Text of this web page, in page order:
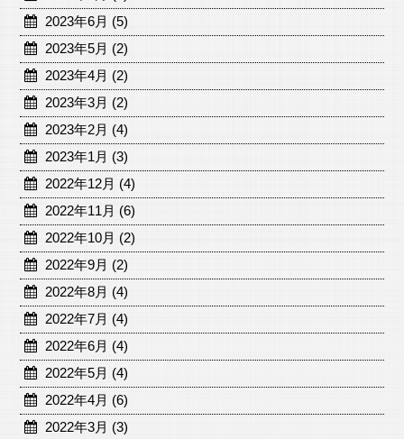
2023年6月 (5)
2023年5月 (2)
2023年4月 (2)
2023年3月 (2)
2023年2月 (4)
2023年1月 (3)
2022年12月 (4)
2022年11月 (6)
2022年10月 (2)
2022年9月 (2)
2022年8月 (4)
2022年7月 (4)
2022年6月 (4)
2022年5月 (4)
2022年4月 (6)
2022年3月 (3)